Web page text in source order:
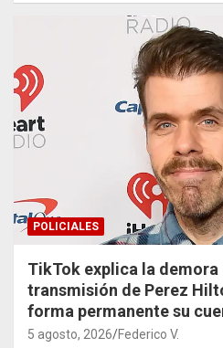
POLICIALES
TikTok explica la demora
transmisión de Perez
forma permanente su
5 agosto, 2026 Federico V.